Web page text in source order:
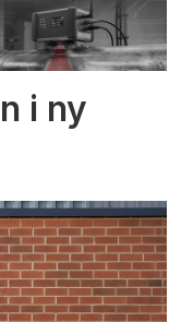
i ny